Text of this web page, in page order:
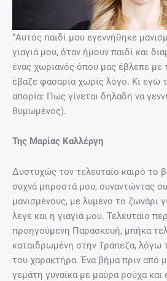
“Αυτός παιδί μου εγεννήθηκε
γιαγιά μου, όταν ήμουν παιδί και
ένας χωριανός όπου μας έβλεπε με
έβαζε φασαρία χωρίς λόγο. Κι εγώ
απορία: Πως γίνεται δηλαδή να
θυμωμένος).
Της Μαρίας Καλλέργη
Δυστυχώς τον τελευταίο καιρό το
συχνά μπροστά μου, συναντώντας
μανισμένους, με λυμένο το ζωνάρι
λεγε και η γιαγιά μου. Τελευταίο
προηγούμενη Παρασκευή, μπήκα
καταιδρωμένη στην Τράπεζα, λόγω
του χαρακτήρα. Ένα βήμα πριν από
γεμάτη γυναίκα με μαύρα ρούχα